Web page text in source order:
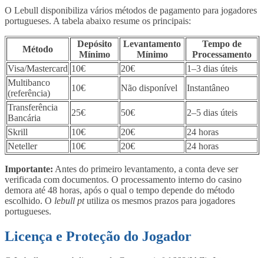
O Lebull disponibiliza vários métodos de pagamento para jogadores
portugueses. A tabela abaixo resume os principais:
Método
Depósito
Mínimo
Levantamento
Mínimo
Tempo de
Processamento
Visa/Mastercard 10€ 20€
1–3 dias úteis
Multibanco
(referência)
10€ Não disponível
Instantâneo
Transferência
Bancária
25€ 50€
2–5 dias úteis
Skrill
10€ 20€
24 horas
Neteller
10€ 20€ 24 horas
Importante: Antes do primeiro levantamento, a conta deve ser
verificada com documentos. O processamento interno do casino
demora até 48 horas, após o qual o tempo depende do método
escolhido. O lebull ptutiliza os mesmos prazos para jogadores
portugueses.
Licença e Proteção do Jogador